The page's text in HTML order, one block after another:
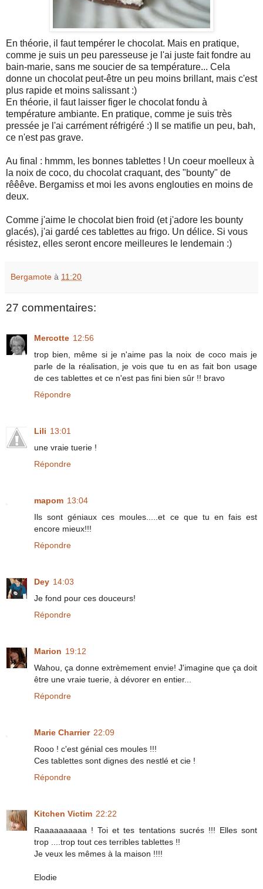
En théorie, il faut tempérer le chocolat. Mais en pratique,
comme je suis un peu paresseuse je l'ai juste fait fondre au
bain-marie, sans me soucier de sa température... Cela
donne un chocolat peut-être un peu moins brillant, mais c'est
plus rapide et moins salissant :)
En théorie, il faut laisser figer le chocolat fondu à
température ambiante. En pratique, comme je suis très
pressée je l'ai carrément réfrigéré :) Il se matifie un peu, bah,
ce n'est pas grave.
Au final : hmmm, les bonnes tablettes ! Un coeur moelleux à
la noix de coco, du chocolat craquant, des "bounty" de
rêêêve. Bergamiss et moi les avons englouties en moins de
deux.
Comme j'aime le chocolat bien froid (et j'adore les bounty
glacés), j'ai gardé ces tablettes au frigo. Un délice. Si vous
résistez, elles seront encore meilleures le lendemain :)
Bergamote à 11:20
27 commentaires:
Mercotte 12:56
trop bien, même si je n'aime pas la noix de coco mais je
parle de la réalisation, je vois que tu en as fait bon usage
de ces tablettes et ce n'est pas fini bien sûr !! bravo
Répondre
Lili 13:01
une vraie tuerie !
Répondre
mapom 13:04
Ils sont géniaux ces moules.....et ce que tu en fais est
encore mieux!!!
Répondre
Dey 14:03
Je fond pour ces douceurs!
Répondre
Marion 19:12
Wahou, ça donne extrèmement envie! J'imagine que ça doit
être une vraie tuerie, à dévorer en entier...
Répondre
Marie Charrier 22:09
Rooo ! c'est génial ces moules !!!
Ces tablettes sont dignes des nestlé et cie !
Répondre
Kitchen Victim 22:22
Raaaaaaaaaa ! Toi et tes tentations sucrés !!! Elles sont
trop ....trop tout ces terribles tablettes !!
Je veux les mêmes à la maison !!!!
Elodie